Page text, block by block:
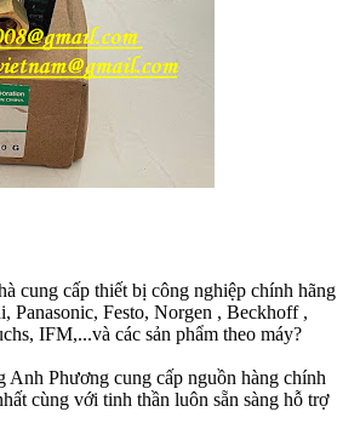
cung cấp thiết bị công nghiệp chính hãng
Panasonic, Festo, Norgen , Beckhoff ,
IFM,...và các sản phẩm theo máy?
Phương cung cấp nguồn hàng chính
cùng với tinh thần luôn sẵn sàng hỗ trợ